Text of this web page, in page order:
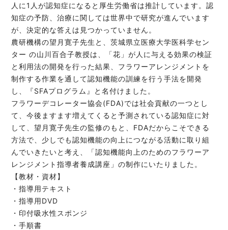
人に1人が認知症になると厚生労働省は推計しています。認
知症の予防、治療に関しては世界中で研究が進んでいます
が、決定的な答えは見つかっていません。
農研機構の望月寛子先生と、茨城県立医療大学医科学セン
ター の山川百合子教授は、「花」が人に与える効果の検証
と利用法の開発を行った結果、フラワーアレンジメントを
制作する作業を通して認知機能の訓練を行う手法を開発
し、『SFAプログラム』と名付けました。
フラワーデコレーター協会(FDA)では社会貢献の一つとし
て、今後ますます増えてくると予測されている認知症に対
して、望月寛子先生の監修のもと、FDAだからこそできる
方法で、少しでも認知機能の向上につながる活動に取り組
んでいきたいと考え、「認知機能向上のためのフラワーア
レンジメント指導者養成講座」の制作にいたりました。
【教材・資材】
・指導用テキスト
・指導用DVD
・印付吸水性スポンジ
・手順書